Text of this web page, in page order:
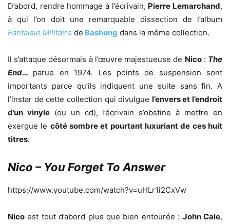
D’abord, rendre hommage à l’écrivain, Pierre Lemarchand,
à qui l’on doit une remarquable dissection de l’album
Fantaisie Militaire de Bashung dans la même collection.
Il s’attaque désormais à l’œuvre majestueuse de Nico: The
End… parue en 1974. Les points de suspension sont
importants parce qu’ils indiquent une suite sans fin. A
l’instar de cette collection qui divulgue l’envers et l’endroit
d’un vinyle(ou un cd), l’écrivain s’obstine à mettre en
exergue le côté sombre et pourtant luxuriant de ces huit
titres.
Nico – You Forget To Answer
https://www.youtube.com/watch?v=uHLr1i2CxVw
Nico est tout d’abord plus que bien entourée : John Cale,